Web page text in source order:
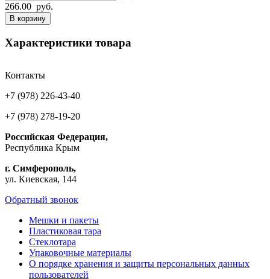
266.00 руб.
В корзину
Характеристики товара
Контакты
+7 (978) 226-43-40
+7 (978) 278-19-20
Российская Федерация,
Республика Крым
г. Симферополь,
ул. Киевская, 144
Обратный звонок
Мешки и пакеты
Пластиковая тара
Стеклотара
Упаковочные материалы
О порядке хранения и защиты персональных данных
пользователей